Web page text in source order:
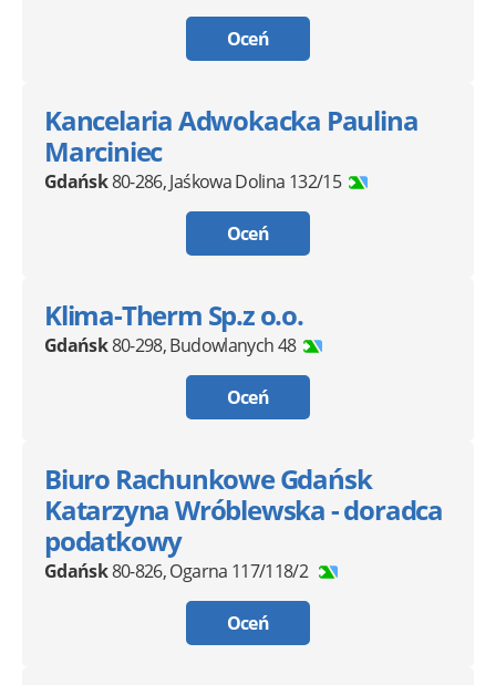
Oceń
Kancelaria Adwokacka Paulina
Marciniec
Gdańsk80-286,Jaśkowa Dolina 132/15
Oceń
Klima-Therm Sp.z o.o.
Gdańsk80-298,Budowlanych 48
Oceń
Biuro Rachunkowe Gdańsk
Katarzyna Wróblewska - doradca
podatkowy
Gdańsk80-826,Ogarna 117/118/2
Oceń